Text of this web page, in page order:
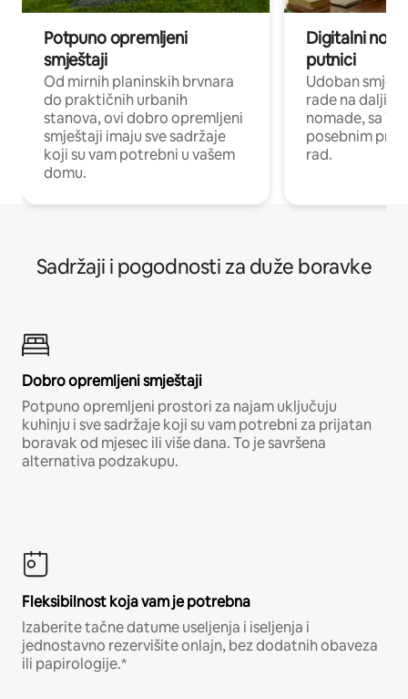
Potpuno opremljeni
smještaji
Od mirnih planinskih brvnara
do praktičnih urbanih
stanova, ovi dobro opremljeni
smještaji imaju sve sadržaje
koji su vam potrebni u vašem
domu.
Digitalni
putnici
Udoban
rade na
nomade, sa
posebnim
rad.
Sadržaji i pogodnosti za duže boravke
Dobro opremljeni smještaji
Potpuno opremljeni prostori za najam uključuju
kuhinju i sve sadržaje koji su vam potrebni za prijatan
boravak od mjesec ili više dana. To je savršena
alternativa podzakupu.
Fleksibilnost koja vam je potrebna
Izaberite tačne datume useljenja i iseljenja i
jednostavno rezervišite onlajn, bez dodatnih obaveza
ili papirologije.*